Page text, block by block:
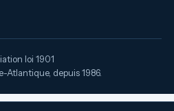
loi 1901
Atlantique, depuis 1986.